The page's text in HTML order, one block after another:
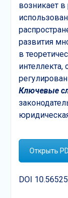
возникает в
развития
в
Ключевые
Открыть
DOI